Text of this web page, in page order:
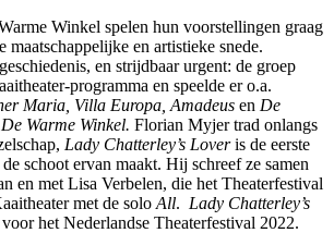
Winkel spelen hun voorstellingen graag
maatschappelijke en artistieke snede.
en strijdbaar urgent: de groep
programma en speelde er o.a.
Maria, Villa Europa, Amadeus en De
Warme Winkel. Florian Myjer trad onlangs
Lady Chatterley’s Loveris de eerste
schoot ervan maakt. Hij schreef ze samen
en met Lisa Verbelen, die het Theaterfestival
met de solo All. Lady Chatterley’s
voor het Nederlandse Theaterfestival 2022.